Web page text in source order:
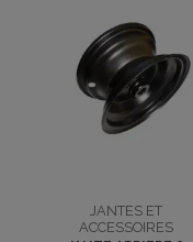
JANTES ET
ACCESSOIRES